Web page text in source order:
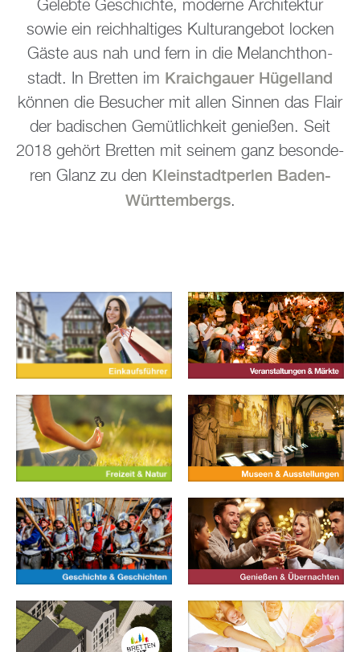
Ge­leb­te Ge­schich­te, mo­der­ne Ar­chi­tek­tur
sowie ein reich­hal­ti­ges Kul­tur­ange­bot lo­cken
Gäste aus nah und fern in die Me­lan­chthon­
stadt. In Brett­en im Kraich­gau­er Hü­gel­land
kön­nen die Be­su­cher mit allen Sin­nen das Flair
der ba­di­schen Ge­müt­lich­keit ge­nie­ßen. Seit
2018 ge­hört Brett­en mit sei­nem ganz be­son­de­
ren Glanz zu den Klein­stadt­per­len Baden-
Würt­tem­bergs.